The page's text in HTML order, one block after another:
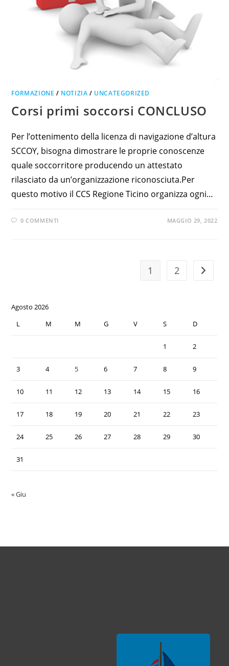
FORMAZIONE / NOTIZIA / UNCATEGORIZED
Corsi primi soccorsi CONCLUSO
Per l’ottenimento della licenza di navigazione d’altura
SCCOY, bisogna dimostrare le proprie conoscenze
quale soccorritore producendo un attestato
rilasciato da un’organizzazione riconosciuta.Per
questo motivo il CCS Regione Ticino organizza ogni…
0 COMMENTI MAGGIO 29, 2022
1 2
Agosto 2026
L
M M G V S D
1 2
3 4 5 6 7 8 9
10 11 12 13 14 15 16
17 18 19 20 21 22 23
24 25 26 27 28 29 30
31
« Giu